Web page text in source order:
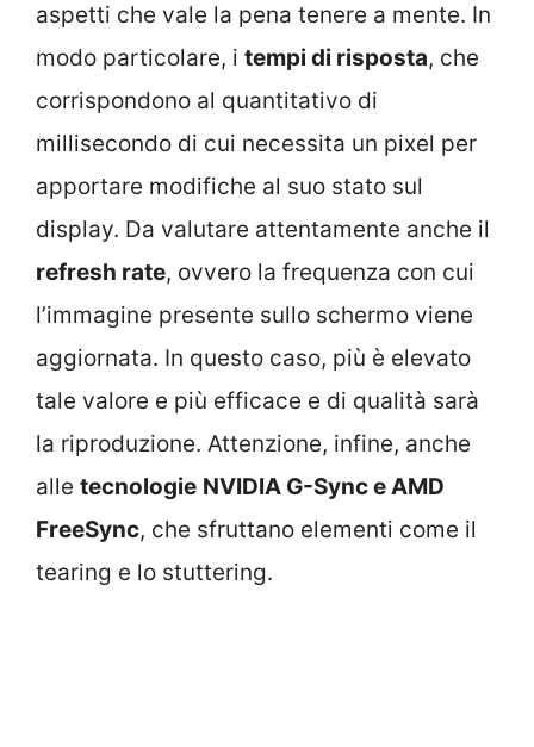
aspetti che vale la pena tenere a mente. In
modo particolare, i tempi di risposta, che
corrispondono al quantitativo di
millisecondo di cui necessita un pixel per
apportare modifiche al suo stato sul
display. Da valutare attentamente anche il
refresh rate, ovvero la frequenza con cui
l’immagine presente sullo schermo viene
aggiornata. In questo caso, più è elevato
tale valore e più efficace e di qualità sarà
la riproduzione. Attenzione, infine, anche
alle tecnologie NVIDIA G-Sync e AMD
FreeSync, che sfruttano elementi come il
tearing e lo stuttering.